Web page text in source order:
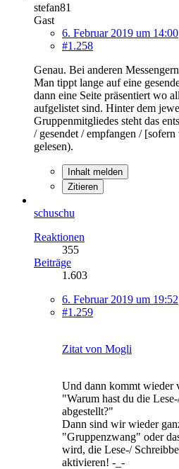
stefan81
Gast
6. Februar 2019 um 14:00
#1.258
Genau. Bei anderen
Man tippt lange auf eine
dann eine Seite präsentiert wo
aufgelistet sind. Hinter dem
Gruppenmitgliedes steht das
/ gesendet / empfangen /
gelesen).
Inhalt melden
Zitieren
schuschu
Reaktionen
355
Beiträge
1.603
6. Februar 2019 um 19:52
#1.259
Zitat von Mogli
Und dann kommt wieder
"Warum hast du die
abgestellt?"
Dann sind wir wieder
"Gruppenzwang" oder
wird, die Lese-/
aktivieren! -_-